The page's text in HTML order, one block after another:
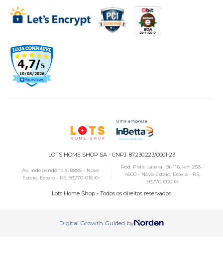
LOTS HOME SHOP SA - CNPJ: 87.230.223/0001-23
Av. Independência, 8885 - Novo
Esteio, Esteio - RS, 93270-010 ©
Rod. Pista Lateral Br-116, km 258 -
4500 - Novo Esteio, Esteio - RS,
93270-000 ©
Lots Home Shop - Todos os direitos reservados
Digital Growth Guided by